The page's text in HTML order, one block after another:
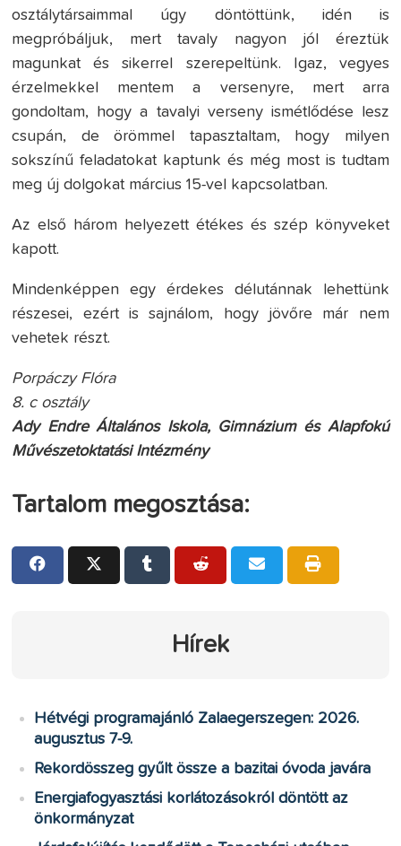
osztálytársaimmal úgy döntöttünk, idén is
megpróbáljuk, mert tavaly nagyon jól éreztük
magunkat és sikerrel szerepeltünk. Igaz, vegyes
érzelmekkel mentem a versenyre, mert arra
gondoltam, hogy a tavalyi verseny ismétlődése lesz
csupán, de örömmel tapasztaltam, hogy milyen
sokszínű feladatokat kaptunk és még most is tudtam
meg új dolgokat március 15-vel kapcsolatban.
Az első három helyezett étékes és szép könyveket
kapott.
Mindenképpen egy érdekes délutánnak lehettünk
részesei, ezért is sajnálom, hogy jövőre már nem
vehetek részt.
Porpáczy Flóra
8. c osztály
Ady Endre Általános Iskola, Gimnázium és Alapfokú
Művészetoktatási Intézmény
Tartalom megosztása:
Hírek
Hétvégi programajánló Zalaegerszegen: 2026.
augusztus 7-9.
Rekordösszeg gyűlt össze a bazitai óvoda javára
Energiafogyasztási korlátozásokról döntött az
önkormányzat